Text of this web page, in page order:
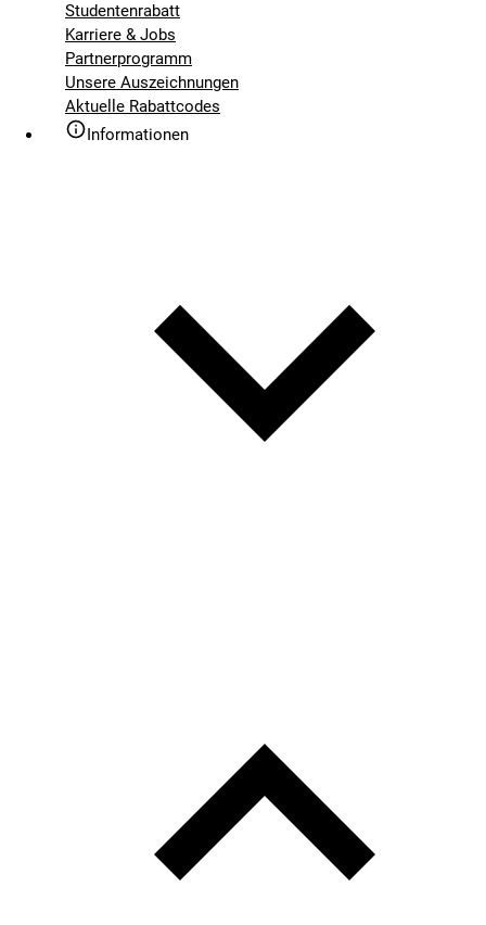
Studentenrabatt
Karriere & Jobs
Partnerprogramm
Unsere Auszeichnungen
Aktuelle Rabattcodes
Informationen